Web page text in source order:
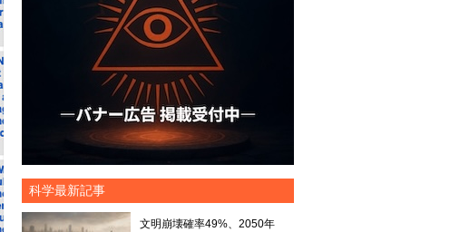
科学最新記事
文明崩壊確率49%、2050年